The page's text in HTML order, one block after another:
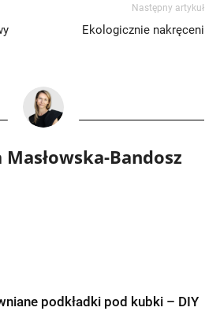
Następny artykuł
Ekologicznie nakręceni
Masłowska-Bandosz
podkładki pod kubki – DIY